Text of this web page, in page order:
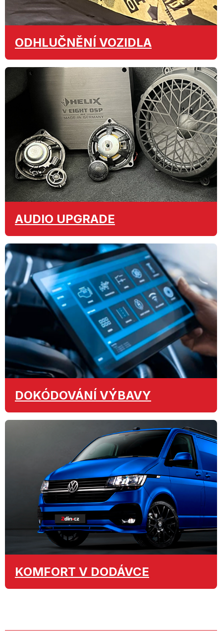
ODHLUČNĚNÍ VOZIDLA
AUDIO UPGRADE
DOKÓDOVÁNÍ VÝBAVY
KOMFORT V DODÁVCE